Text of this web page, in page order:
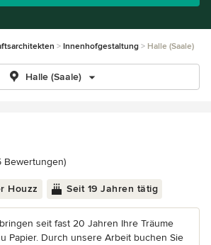
Innenhofgestaltung Halle (Saale)
Halle (Saale)
5 von 5 Sternen
Bewertungen)
Houzz Seit 19 Jahren tätig
seit fast 20 Jahren Ihre Träume
Papier. Durch unsere Arbeit buchen Sie